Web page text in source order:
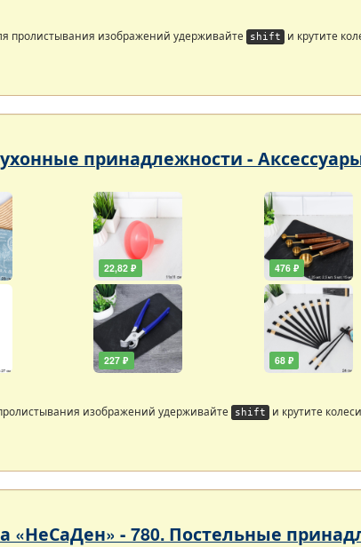
пролистывания изображений удерживайте shift и крутите
принадлежности -
22,82 ₽
227 ₽
476 ₽
68 ₽
изображений удерживайте shift и крутите
«НеСаДен» - 780. Постельные